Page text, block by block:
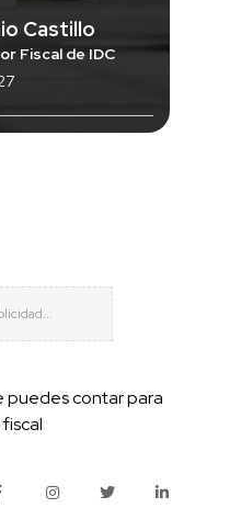
Castillo
Fiscal de IDC
puedes contar para